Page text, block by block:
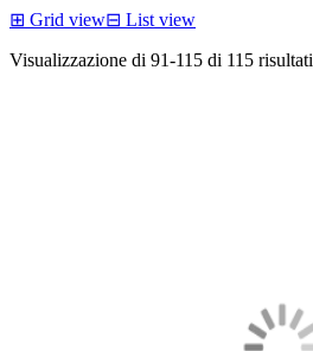
⊞ Grid view⊟ List view
Visualizzazione di 91-115 di 115 risultati